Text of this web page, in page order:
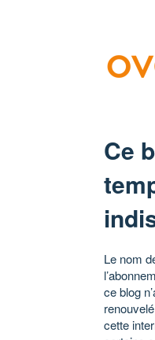
Ce
Le nom
ce blog
cette